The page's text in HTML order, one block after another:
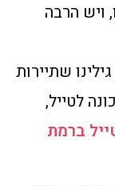
ויש הרבה
שתיירות
לטייל,
ברמת